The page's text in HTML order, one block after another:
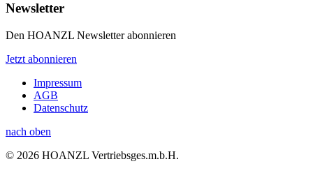
Newsletter
Den HOANZL Newsletter abonnieren
Jetzt abonnieren
Impressum
AGB
Datenschutz
nach oben
© 2026 HOANZL Vertriebsges.m.b.H.